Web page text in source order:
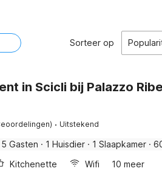
Sorteer op
in Scicli bij Palazzo
· Uitstekend
5 Gasten · 1 Huisdier · 1 Slaapkamer ·
Kitchenette Wifi
10 meer